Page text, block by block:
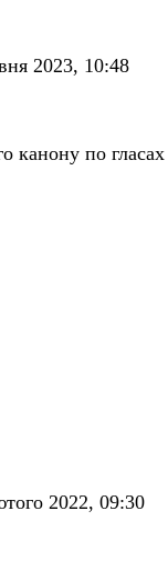
2023, 10:48
канону по гласах
2022, 09:30